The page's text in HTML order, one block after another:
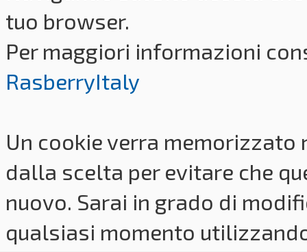
tuo browser.
Per maggiori informazioni
RasberryItaly
Un cookie verra
dalla scelta per evitare che
nuovo. Sarai in grado di
qualsiasi momento